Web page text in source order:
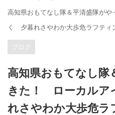
高知県おもてなし隊＆平清盛隊が
く 夕暮れさやわか大歩危ラフテ
ブログ
高知県おもてなし隊
きた！ ローカル
れさやわか大歩危